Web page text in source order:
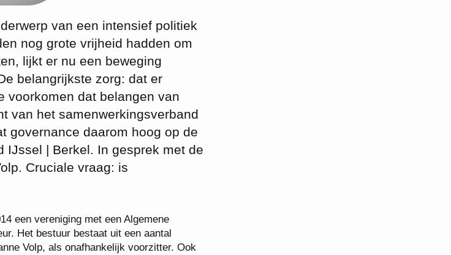
van een intensief politiek
nog grote vrijheid hadden om
lijkt er nu een beweging
belangrijkste zorg: dat er
voorkomen dat belangen van
van het samenwerkingsverband
governance daarom hoog op de
IJssel | Berkel. In gesprek met de
Cruciale vraag: is
een vereniging met een Algemene
Het bestuur bestaat uit een aantal
Volp, als onafhankelijk voorzitter. Ook